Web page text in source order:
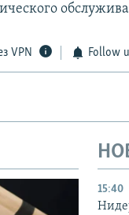
VPN Follow
15:40